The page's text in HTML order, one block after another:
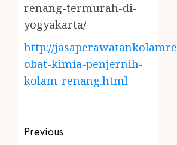
renang-termurah-di-
yogyakarta/
http://
obat-kimia-penjernih-
kolam-renang.html
Previous